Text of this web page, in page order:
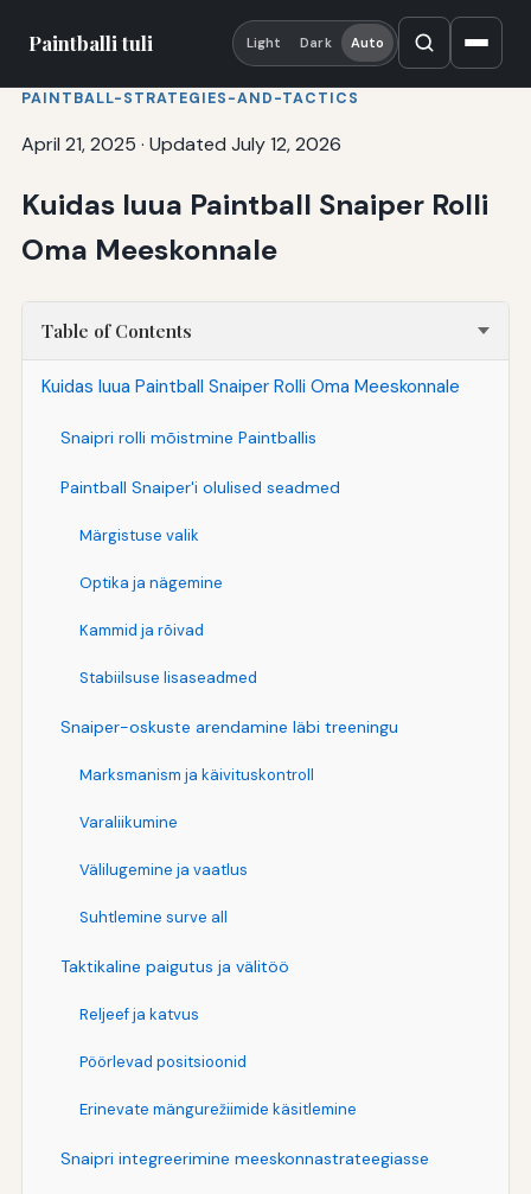
Paintballi tuli Light Dark Auto
PAINTBALL-STRATEGIES-AND-TACTICS
April 21, 2025 · Updated July 12, 2026
Kuidas luua Paintball Snaiper Rolli
Oma Meeskonnale
Table of Contents
Kuidas luua Paintball Snaiper Rolli Oma Meeskonnale
Snaipri rolli mõistmine Paintballis
Paintball Snaiper'i olulised seadmed
Märgistuse valik
Optika ja nägemine
Kammid ja rõivad
Stabiilsuse lisaseadmed
Snaiper-oskuste arendamine läbi treeningu
Marksmanism ja käivituskontroll
Varaliikumine
Välilugemine ja vaatlus
Suhtlemine surve all
Taktikaline paigutus ja välitöö
Reljeef ja katvus
Pöörlevad positsioonid
Erinevate mängurežiimide käsitlemine
Snaipri integreerimine meeskonnastrateegiasse